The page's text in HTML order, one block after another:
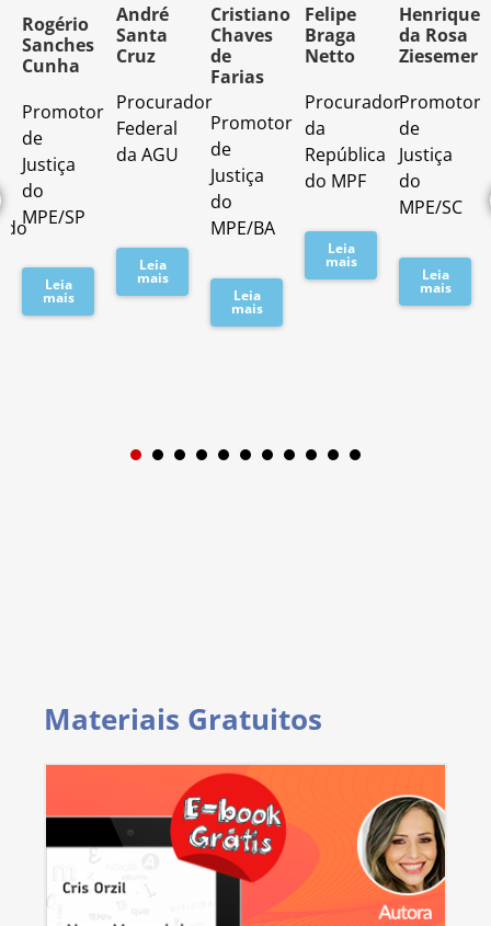
Rogério
Sanches
Cunha
Promotor
de
Justiça
do
MPE/SP
Leia
mais
André
Santa
Cruz
Procurador
Federal
da AGU
Leia
mais
Cristiano
Chaves
de
Farias
Promotor
de
Justiça
do
MPE/BA
Leia
mais
Felipe
Braga
Netto
Procurador
da
República
do MPF
Leia
mais
Henrique
da Rosa
Ziesemer
Promotor
de
Justiça
do
MPE/SC
Leia
mais
1 2 3
Materiais Gratuitos